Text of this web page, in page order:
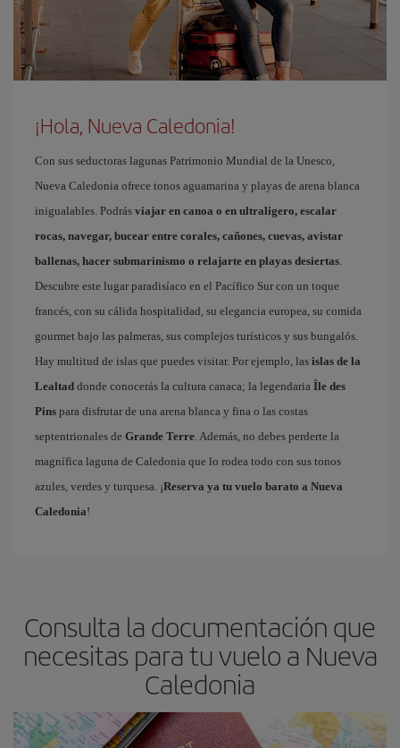
¡Hola, Nueva Caledonia!
Con sus seductoras lagunas Patrimonio Mundial de la Unesco,
Nueva Caledonia ofrece tonos aguamarina y playas de arena blanca
inigualables. Podrás viajar en canoa o en ultraligero, escalar
rocas, navegar, bucear entre corales, cañones, cuevas, avistar
ballenas, hacer submarinismo o relajarte en playas desiertas
Descubre este lugar paradisíaco en el Pacífico Sur con un toque
francés, con su cálida hospitalidad, su elegancia europea, su comida
gourmet bajo las palmeras, sus complejos turísticos y sus bungalós.
Hay multitud de islas que puedes visitar. Por ejemplo, las islas de la
Lealtad donde conocerás la cultura canaca; la legendaria Île des
Pins para disfrutar de una arena blanca y fina o las costas
septentrionales de Grande Terre . Además, no debes perderte la
magnífica laguna de Caledonia que lo rodea todo con sus tonos
azules, verdes y turquesa. ¡Reserva ya tu vuelo barato a Nueva
Caledonia!
Consulta la documentación que
necesitas para tu vuelo a Nueva
Caledonia